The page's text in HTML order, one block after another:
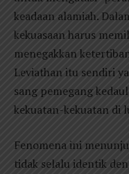
keadaan alamiah.
kekuasaan harus
menegakkan
Leviathan itu sendiri
sang pemegang
kekuatan-kekuatan di
Fenomena ini
tidak selalu identik